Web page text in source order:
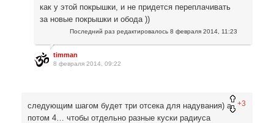
как у этой покрышки, и не придется переплачивать
за новые покрышки и обода ))
Последний раз редактировалось 8 февраля 2014, 11:23
timman
8 февраля 2014, 09:22
+3
следующим шагом будет три отсека для надувания) а
потом 4… чтобы отдельно разные куски радиуса